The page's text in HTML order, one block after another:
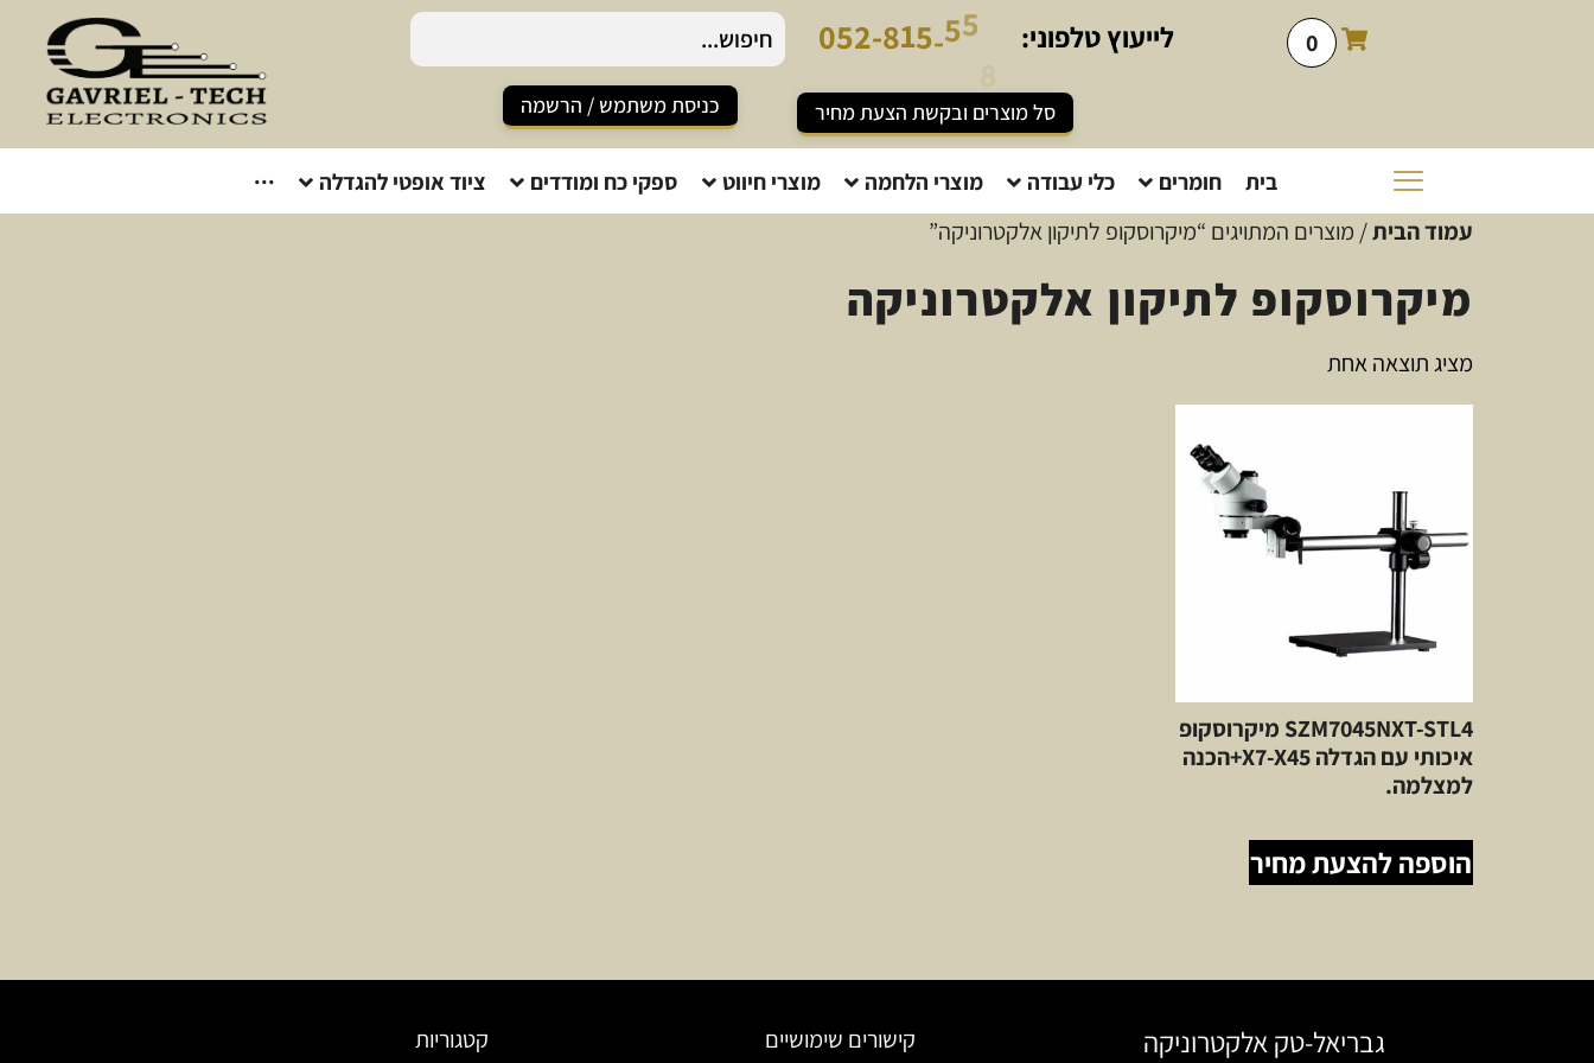
0 לייעוץטלפוני: 052-815-55
סל מוצרים ובקשת הצעת מחיר כניסת משתמש / הרשמה
בית חומרים כלי עבודה מוצרי הלחמה מוצרי חיווט ספקי כח ומודדים ציוד אופטי להגדלה ···
עמוד הבית/ מוצרים המתויגים “מיקרוסקופ לתיקון אלקטרוניקה”
מיקרוסקופ לתיקון אלקטרוניקה
מציג תוצאה אחת
SZM7045NXT-STL4 מיקרוסקופ
איכותי עם הגדלה X7-X45+הכנה
למצלמה.
הוספה להצעת מחיר
גבריאל-טק אלקטרוניקה קישורים שימושיים קטגוריות